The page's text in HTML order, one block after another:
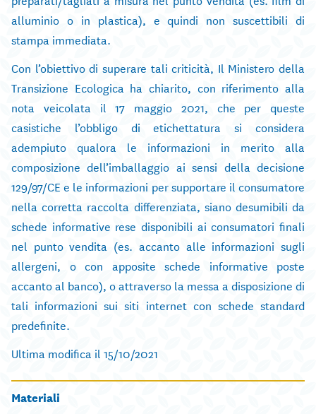
alluminio o in plastica), e quindi non suscettibili di
stampa immediata.
Con l’obiettivo di superare tali criticità, Il Ministero della
Transizione Ecologica ha chiarito, con riferimento alla
nota veicolata il 17 maggio 2021, che per queste
casistiche l’obbligo di etichettatura si considera
adempiuto qualora le informazioni in merito alla
composizione dell’imballaggio ai sensi della decisione
129/97/CE e le informazioni per supportare il consumatore
nella corretta raccolta differenziata, siano desumibili da
schede informative rese disponibili ai consumatori finali
nel punto vendita (es. accanto alle informazioni sugli
allergeni, o con apposite schede informative poste
accanto al banco), o attraverso la messa a disposizione di
tali informazioni sui siti internet con schede standard
predefinite.
Ultima modifica il 15/10/2021
Materiali